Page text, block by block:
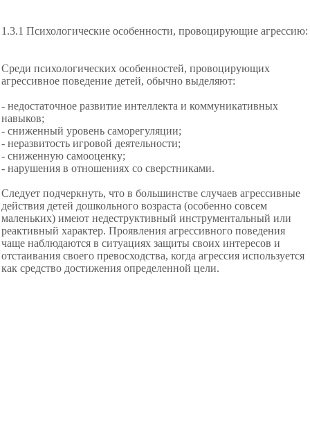
1.3.1 Психологические особенности, провоцирующие агрессию:
Среди психологических особенностей, провоцирующих
агрессивное поведение детей, обычно выделяют:
- недостаточное развитие интеллекта и коммуникативных
навыков;
- сниженный уровень саморегуляции;
- неразвитость игровой деятельности;
- сниженную самооценку;
- нарушения в отношениях со сверстниками.
Следует подчеркнуть, что в большинстве случаев агрессивные
действия детей дошкольного возраста (особенно совсем
маленьких) имеют недеструктивный инструментальный или
реактивный характер. Проявления агрессивного поведения
чаще наблюдаются в ситуациях защиты своих интересов и
отстаивания своего превосходства, когда агрессия используется
как средство достижения определенной цели.